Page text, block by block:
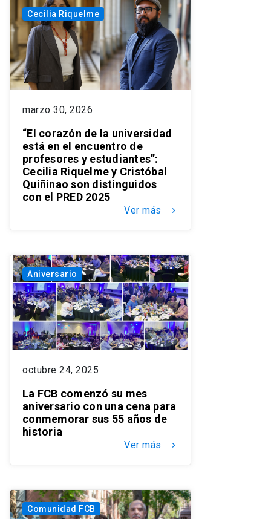
Cecilia Riquelme
marzo 30, 2026
“El corazón de la universidad
está en el encuentro de
profesores y estudiantes”:
Cecilia Riquelme y Cristóbal
Quiñinao son distinguidos
con el PRED 2025
Ver más keyboard_arrow_right
Aniversario
octubre 24, 2025
La FCB comenzó su mes
aniversario con una cena para
conmemorar sus 55 años de
historia
Ver más keyboard_arrow_right
Comunidad FCB